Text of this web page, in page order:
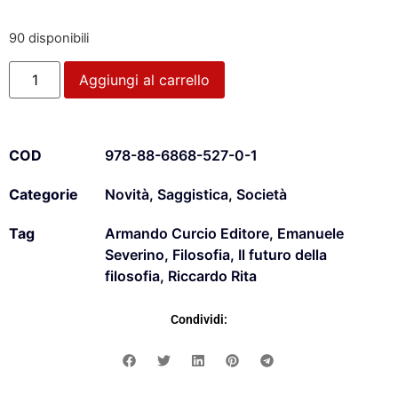
90 disponibili
Aggiungi al carrello
COD 978-88-6868-527-0-1
Categorie Novità, Saggistica, Società
Tag Armando Curcio Editore, Emanuele
Severino, Filosofia, Il futuro della
filosofia, Riccardo Rita
Condividi: